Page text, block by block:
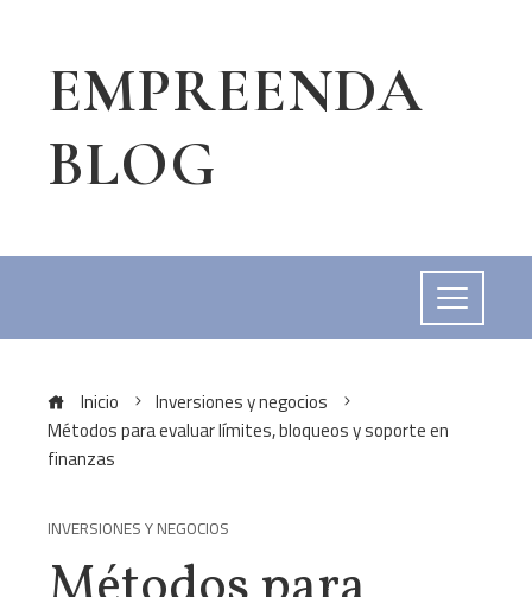
EMPREENDA
BLOG
Inicio
Inversiones y negocios
Métodos para evaluar límites, bloqueos y soporte en
finanzas
INVERSIONES Y NEGOCIOS